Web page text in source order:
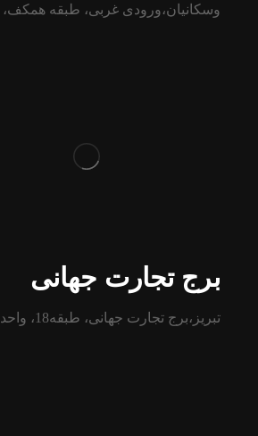
وسکانیان،ورودی غربی، طبقه همکف،
برج تجارت جهانی
تبریز،برج تجارت جهانی، طبقه18، واحد9